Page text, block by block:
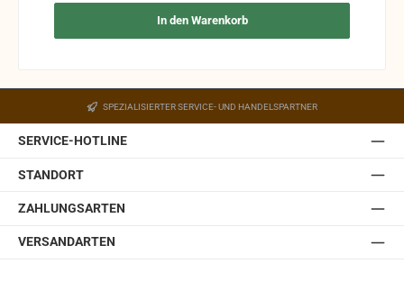
In den Warenkorb
SPEZIALISIERTER SERVICE- UND HANDELSPARTNER
SERVICE-HOTLINE
STANDORT
ZAHLUNGSARTEN
VERSANDARTEN